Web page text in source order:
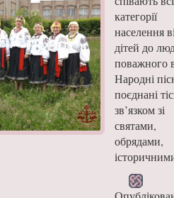
категорії
населення
дітей до
поважного
Народні
поєднані
зв’язком зі
святами,
обрядами,